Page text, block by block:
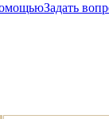
Задать